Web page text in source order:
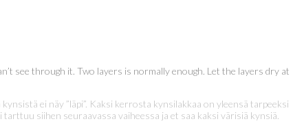
see through it. Two layers is normally enough. Let the layers dry at
ei näy ”läpi”. Kaksi kerrosta kynsilakkaa on yleensä tarpeeksi
siihen seuraavassa vaiheessa ja et saa kaksi värisiä kynsiä.